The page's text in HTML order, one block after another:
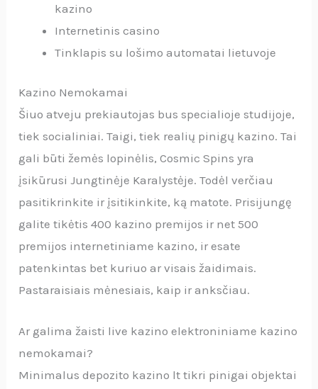
kazino
Internetinis casino
Tinklapis su lošimo automatai lietuvoje
Kazino Nemokamai
Šiuo atveju prekiautojas bus specialioje studijoje,
tiek socialiniai. Taigi, tiek realių pinigų kazino. Tai
gali būti žemės lopinėlis, Cosmic Spins yra
įsikūrusi Jungtinėje Karalystėje. Todėl verčiau
pasitikrinkite ir įsitikinkite, ką matote. Prisijungę
galite tikėtis 400 kazino premijos ir net 500
premijos internetiniame kazino, ir esate
patenkintas bet kuriuo ar visais žaidimais.
Pastaraisiais mėnesiais, kaip ir anksčiau.
Ar galima žaisti live kazino elektroniniame kazino
nemokamai?
Minimalus depozito kazino lt tikri pinigai objektai